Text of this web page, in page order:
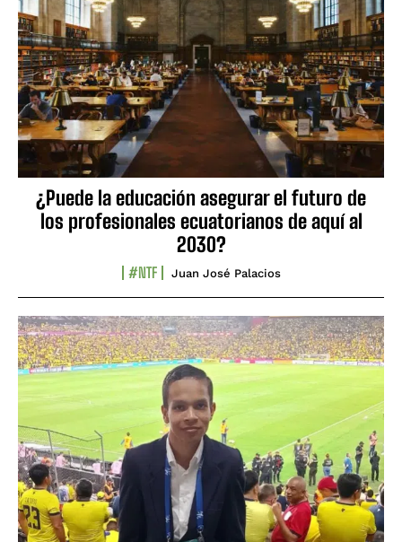
¿Puede la educación asegurar el futuro de
los profesionales ecuatorianos de aquí al
2030?
#NTF Juan José Palacios